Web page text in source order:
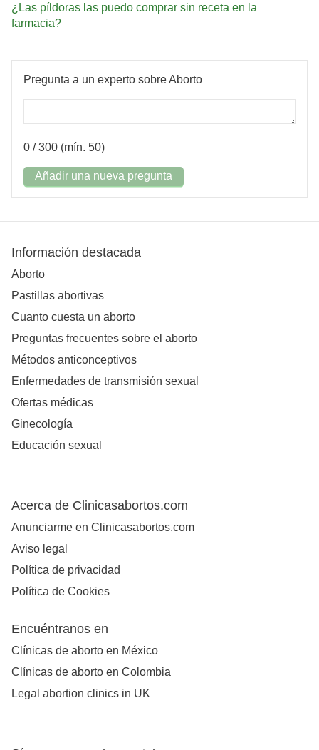
¿Las píldoras las puedo comprar sin receta en la
farmacia?
Pregunta a un experto sobre Aborto
0 / 300 (mín. 50)
Añadir una nueva pregunta
Información destacada
Aborto
Pastillas abortivas
Cuanto cuesta un aborto
Preguntas frecuentes sobre el aborto
Métodos anticonceptivos
Enfermedades de transmisión sexual
Ofertas médicas
Ginecología
Educación sexual
Acerca de Clinicasabortos.com
Anunciarme en Clinicasabortos.com
Aviso legal
Política de privacidad
Política de Cookies
Encuéntranos en
Clínicas de aborto en México
Clínicas de aborto en Colombia
Legal abortion clinics in UK